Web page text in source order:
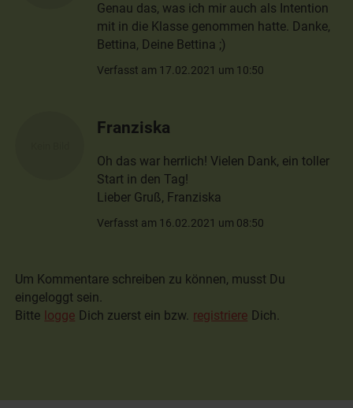
Genau das, was ich mir auch als Intention
mit in die Klasse genommen hatte. Danke,
Bettina, Deine Bettina ;)
Verfasst am 17.02.2021 um 10:50
Franziska
Oh das war herrlich! Vielen Dank, ein toller
Start in den Tag!
Lieber Gruß, Franziska
Verfasst am 16.02.2021 um 08:50
Um Kommentare schreiben zu können, musst Du
eingeloggt sein.
Bitte logge Dich zuerst ein bzw. registriere Dich.